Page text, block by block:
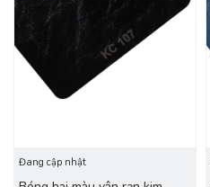
Đang cập nhật